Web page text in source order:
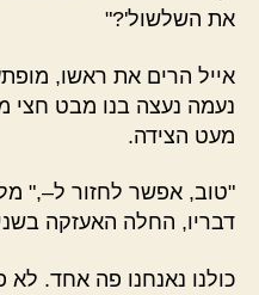
את השלשול'?"
אייל הרים את ראשו,
נעמה נעצה בנו מבט חצי
מעט הצידה.
"טוב, אפשר לחזור ל–,"
דבריו, החלה האעזקה
כולנו נאנחנו פה אחד. לא